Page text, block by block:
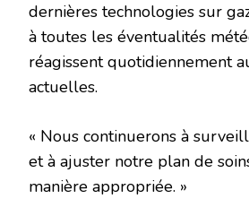
dernières technologies sur
à toutes les éventualités
réagissent quotidiennement
actuelles.
« Nous continuerons à
et à ajuster notre plan de
manière appropriée. »